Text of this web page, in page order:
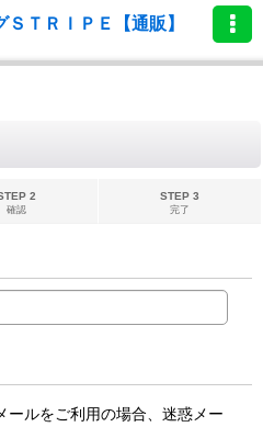
ＴＲＩＰＥ【通販】
2
確認
STEP 3
完了
ールをご利用の場合、迷惑メー